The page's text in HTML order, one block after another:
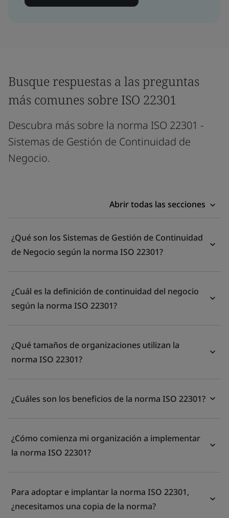
Busque respuestas a las preguntas
más comunes sobre ISO 22301
Descubra más sobre la norma ISO 22301 -
Sistemas de Gestión de Continuidad de
Negocio.
Abrir todas las secciones
¿Qué son los Sistemas de Gestión de Continuidad
de Negocio según la norma ISO 22301?
¿Cuál es la definición de continuidad del negocio
según la norma ISO 22301?
¿Qué tamaños de organizaciones utilizan la
norma ISO 22301?
¿Cuáles son los beneficios de la norma ISO 22301?
¿Cómo comienza mi organización a implementar
la norma ISO 22301?
Para adoptar e implantar la norma ISO 22301,
¿necesitamos una copia de la norma?